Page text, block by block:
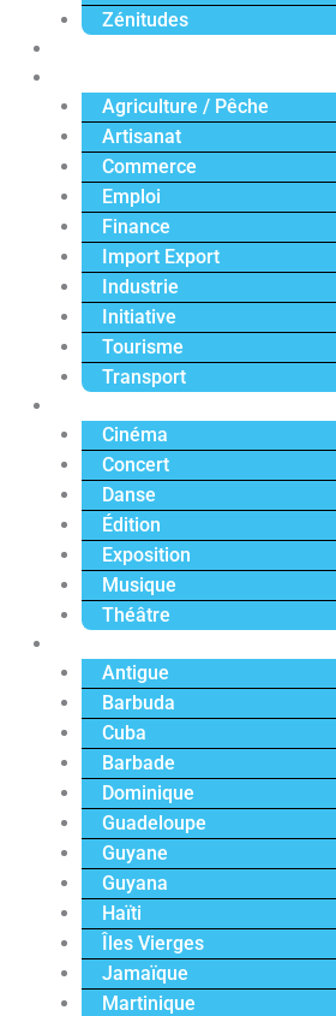
Zénitudes
Agriculture / Pêche
Artisanat
Commerce
Emploi
Finance
Import Export
Industrie
Initiative
Tourisme
Transport
Cinéma
Concert
Danse
Édition
Exposition
Musique
Théâtre
Antigue
Barbuda
Cuba
Barbade
Dominique
Guadeloupe
Guyane
Guyana
Haïti
Îles Vierges
Jamaïque
Martinique